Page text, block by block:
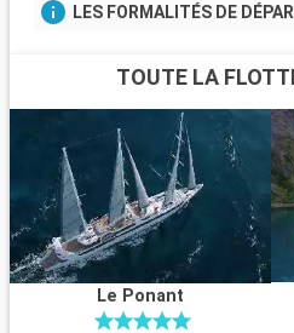
LES FORMALITÉS DE
TOUTE LA
Le Ponant